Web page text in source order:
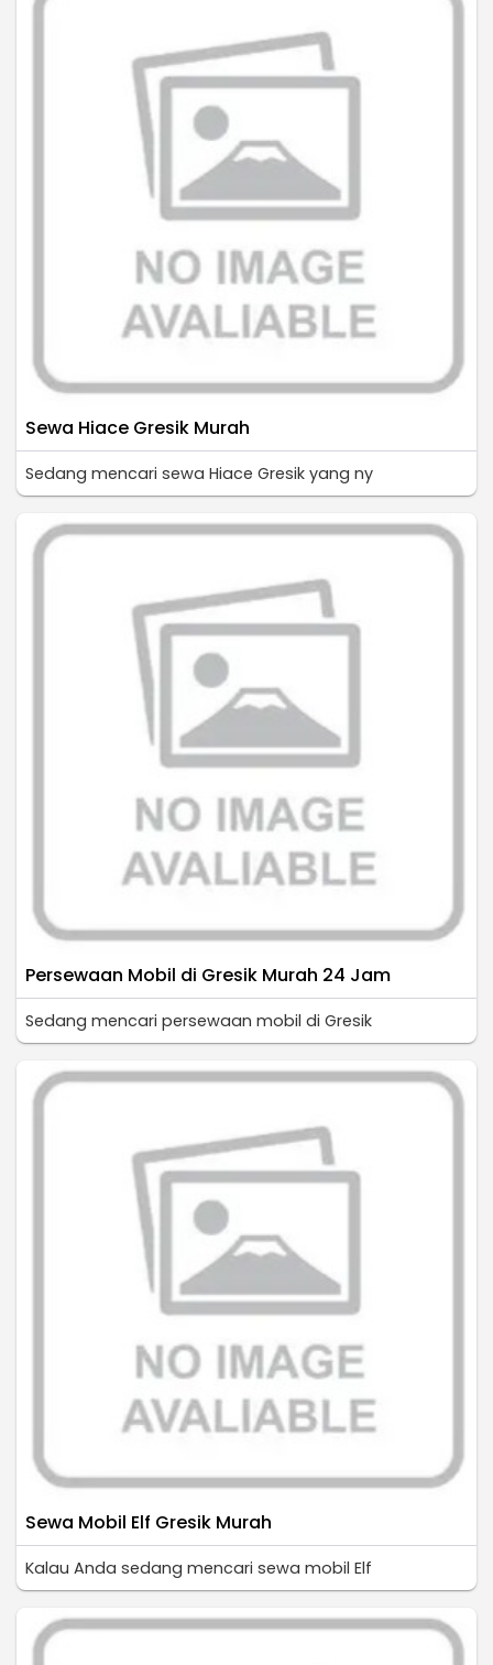
Sewa Hiace Gresik Murah
Sedang mencari sewa Hiace Gresik yang ny
Persewaan Mobil di Gresik Murah 24 Jam
Sedang mencari persewaan mobil di Gresik
Sewa Mobil Elf Gresik Murah
Kalau Anda sedang mencari sewa mobil Elf